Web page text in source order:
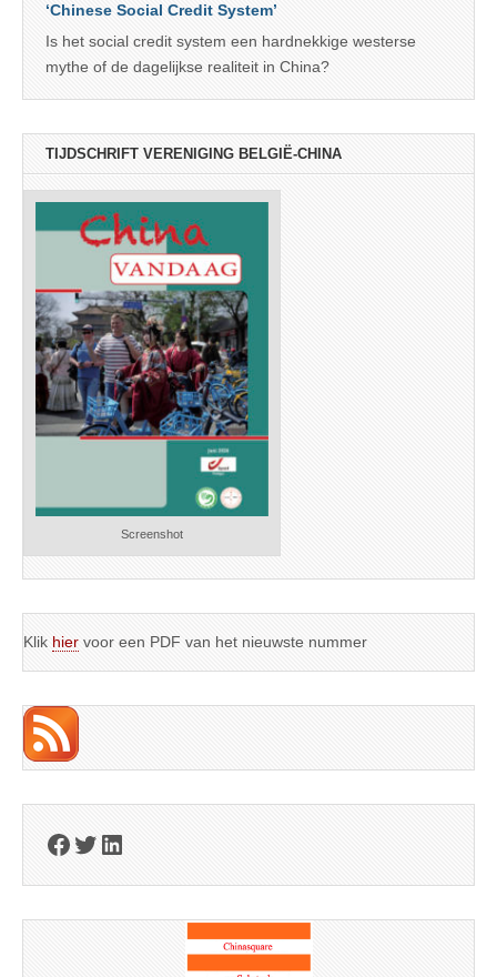
‘Chinese Social Credit System’
Is het social credit system een hardnekkige westerse
mythe of de dagelijkse realiteit in China?
TIJDSCHRIFT VERENIGING BELGIË-CHINA
Screenshot
Klik hier voor een PDF van het nieuwste nummer
Facebook
Twitter
LinkedIn